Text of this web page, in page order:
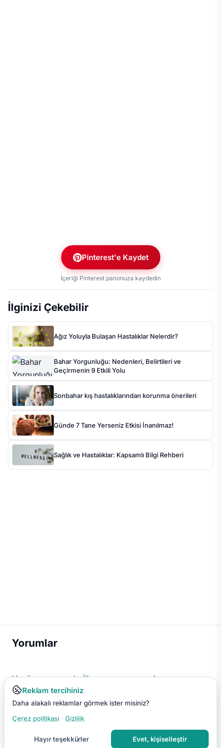
Pinterest'e Kaydet
İçeriği Pinterest panonuza kaydedin
İlginizi Çekebilir
Ağız Yoluyla Bulaşan Hastalıklar Nelerdir?
Bahar Yorgunluğu: Nedenleri, Belirtileri ve
Geçirmenin 9 Etkili Yolu
Sonbahar kış hastalıklarından korunma önerileri
Günde 7 Tane Yerseniz Etkisi İnanılmaz!
Sağlık ve Hastalıklar: Kapsamlı Bilgi Rehberi
Yorumlar
Henüz yorum yok. İlk yorumu sen yap!
Reklam tercihiniz
Daha alakalı reklamlar görmek ister misiniz?
Çerez politikası · Gizlilik
Hayır teşekkürler Evet, kişiselleştir